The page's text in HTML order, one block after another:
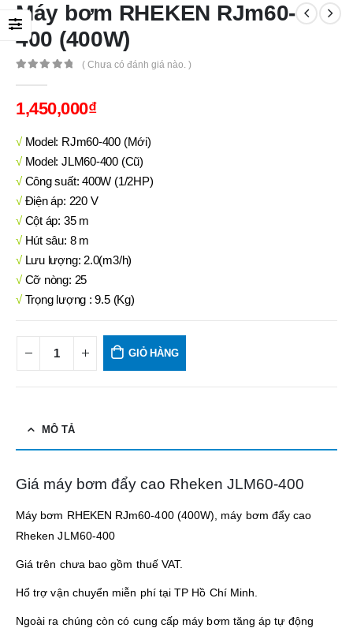
Máy bơm RHEKEN RJm60-
400 (400W)
( Chưa có đánh giá nào. )
1,450,000₫
√Model: RJm60-400 (Mới)
√ Model: JLM60-400 (Cũ)
√Công suất: 400W (1/2HP)
√Điện áp: 220 V
√Cột áp: 35 m
√Hút sâu: 8 m
√Lưu lượng: 2.0(m3/h)
√ Cỡ nòng: 25
√ Trọng lượng : 9.5 (Kg)
GIỎ HÀNG
MÔ TẢ
Giá máy bơm đẩy cao Rheken JLM60-400
Máy bơm RHEKEN RJm60-400 (400W), máy bơm đẩy cao
Rheken JLM60-400
Giá trên chưa bao gồm thuế VAT.
Hổ trợ vận chuyển miễn phí tại TP Hồ Chí Minh.
Ngoài ra chúng còn có cung cấp máy bơm tăng áp tự động